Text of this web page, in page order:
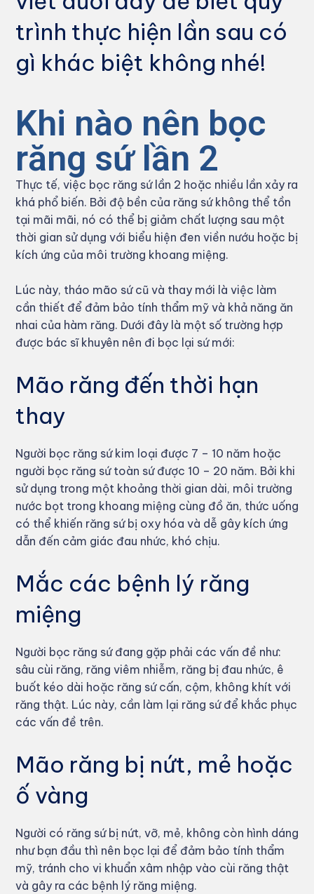
trình thực hiện lần sau có
gì khác biệt không nhé!
Khi nào nên bọc
răng sứ lần 2
Thực tế, việc bọc răng sứ lần 2 hoặc nhiều lần xảy ra
khá phổ biến. Bởi độ bền của răng sứ không thể tồn
tại mãi mãi, nó có thể bị giảm chất lượng sau một
thời gian sử dụng với biểu hiện đen viền nướu hoặc bị
kích ứng của môi trường khoang miệng.
Lúc này, tháo mão sứ cũ và thay mới là việc làm
cần thiết để đảm bảo tính thẩm mỹ và khả năng ăn
nhai của hàm răng. Dưới đây là một số trường hợp
được bác sĩ khuyên nên đi bọc lại sứ mới:
Mão răng đến thời hạn
thay
Người bọc răng sứ kim loại được 7 – 10 năm hoặc
người bọc răng sứ toàn sứ được 10 – 20 năm. Bởi khi
sử dụng trong một khoảng thời gian dài, môi trường
nước bọt trong khoang miệng cùng đồ ăn, thức uống
có thể khiến răng sứ bị oxy hóa và dễ gây kích ứng
dẫn đến cảm giác đau nhức, khó chịu.
Mắc các bệnh lý răng
miệng
Người bọc răng sứ đang gặp phải các vấn đề như:
sâu cùi răng, răng viêm nhiễm, răng bị đau nhức, ê
buốt kéo dài hoặc răng sứ cấn, cộm, không khít với
răng thật. Lúc này, cần làm lại răng sứ để khắc phục
các vấn đề trên.
Mão răng bị nứt, mẻ hoặc
ố vàng
Người có răng sứ bị nứt, vỡ, mẻ, không còn hình dáng
như bạn đầu thì nên bọc lại để đảm bảo tính thẩm
mỹ, tránh cho vi khuẩn xâm nhập vào cùi răng thật
và gây ra các bệnh lý răng miệng.